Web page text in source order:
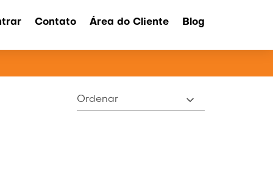
Contato Área do Cliente Blog
Ordenar